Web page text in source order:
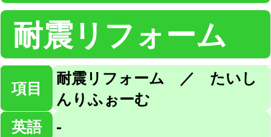
耐震リフォーム
項目
耐震リフォーム ／ たいし
んりふぉーむ
英語
-